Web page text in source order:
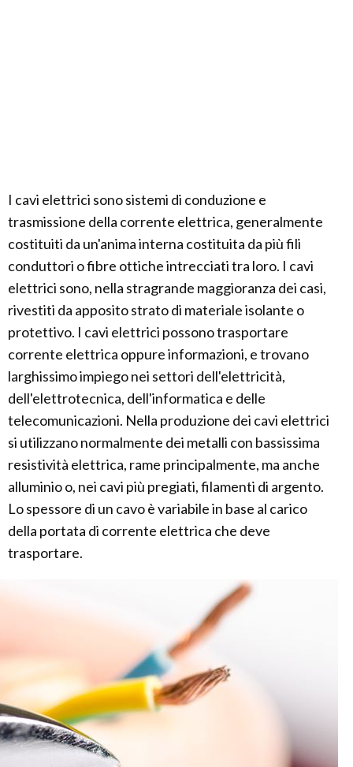
I cavi elettrici sono sistemi di conduzione e
trasmissione della corrente elettrica, generalmente
costituiti da un'anima interna costituita da più fili
conduttori o fibre ottiche intrecciati tra loro. I cavi
elettrici sono, nella stragrande maggioranza dei casi,
rivestiti da apposito strato di materiale isolante o
protettivo. I cavi elettrici possono trasportare
corrente elettrica oppure informazioni, e trovano
larghissimo impiego nei settori dell'elettricità,
dell'elettrotecnica, dell'informatica e delle
telecomunicazioni. Nella produzione dei cavi elettrici
si utilizzano normalmente dei metalli con bassissima
resistività elettrica, rame principalmente, ma anche
alluminio o, nei cavi più pregiati, filamenti di argento.
Lo spessore di un cavo è variabile in base al carico
della portata di corrente elettrica che deve
trasportare.